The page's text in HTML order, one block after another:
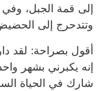
إلى قمة الجبل،
وتتدحرج إلى
أقول بصراحة: لقد
إنه يكبرني بشهر
شارك في الحياة